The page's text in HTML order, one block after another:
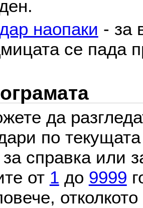
наопаки - за
се пада
да
по
за справка или
от 1 до 9999